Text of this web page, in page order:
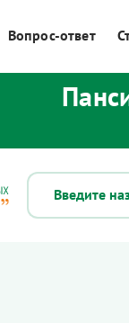
Вопрос-ответ